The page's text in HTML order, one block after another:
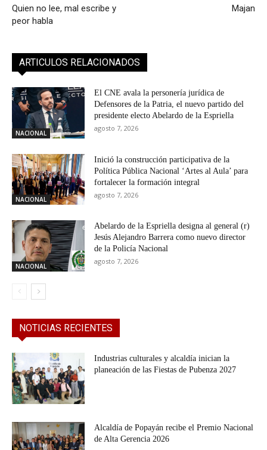
Quien no lee, mal escribe y
peor habla
Majan
ARTICULOS RELACIONADOS
NACIONAL
El CNE avala la personería jurídica de
Defensores de la Patria, el nuevo partido del
presidente electo Abelardo de la Espriella
agosto 7, 2026
NACIONAL
Inició la construcción participativa de la
Política Pública Nacional ‘Artes al Aula’ para
fortalecer la formación integral
agosto 7, 2026
NACIONAL
Abelardo de la Espriella designa al general (r)
Jesús Alejandro Barrera como nuevo director
de la Policía Nacional
agosto 7, 2026
NOTICIAS RECIENTES
Industrias culturales y alcaldía inician la
planeación de las Fiestas de Pubenza 2027
Alcaldía de Popayán recibe el Premio Nacional
de Alta Gerencia 2026